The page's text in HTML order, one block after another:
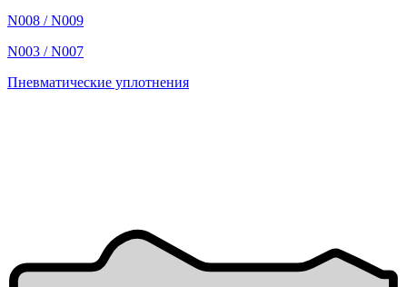
N008 / N009
N003 / N007
Пневматические уплотнения